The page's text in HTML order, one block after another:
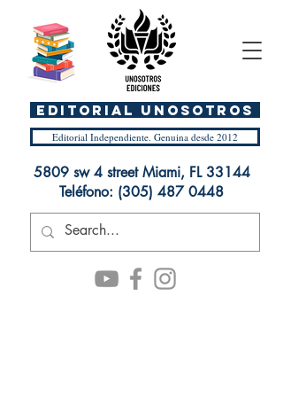
Editorial Independiente. Genuina desde 2012
5809 sw 4 street Miami, FL 33144
Teléfono: (305) 487 0448
EDITORIAL UnosOtros